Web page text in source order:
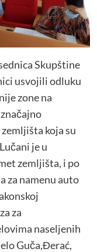
Skupštine
usvojili odluku
zone na
koja su
je u
zemljišta, i po
za namenu auto
za
naseljenih
Guča,Đerać,